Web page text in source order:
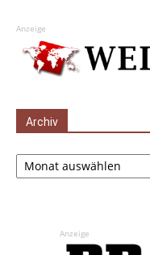
Anzeige
Archiv
Archiv
Anzeige